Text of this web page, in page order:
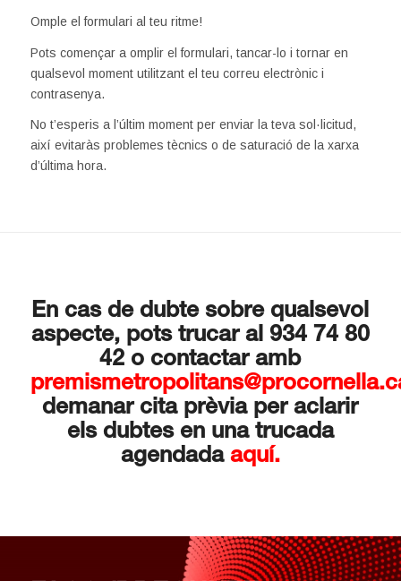
Omple el formulari al teu ritme!
Pots començar a omplir el formulari, tancar-lo i tornar en
qualsevol moment utilitzant el teu correu electrònic i
contrasenya.
No t’esperis a l’últim moment per enviar la teva sol·licitud,
així evitaràs problemes tècnics o de saturació de la xarxa
d’última hora.
En cas de dubte sobre qualsevol
aspecte, pots trucar al 934 74 80
42 o contactar amb
demanar cita prèvia per aclarir
els dubtes en una trucada
agendada aquí.